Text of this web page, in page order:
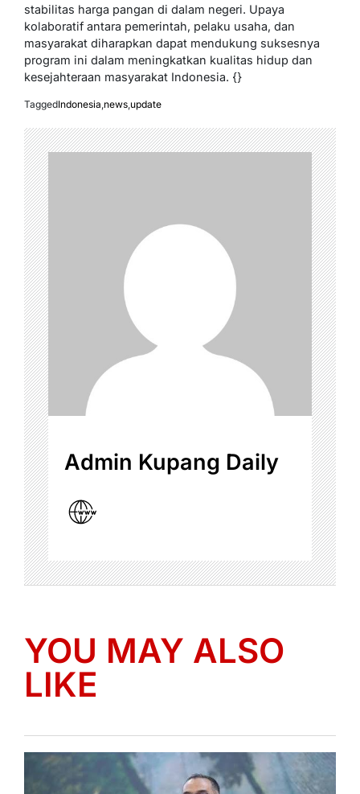
stabilitas harga pangan di dalam negeri. Upaya
kolaboratif antara pemerintah, pelaku usaha, dan
masyarakat diharapkan dapat mendukung suksesnya
program ini dalam meningkatkan kualitas hidup dan
kesejahteraan masyarakat Indonesia. {}
TaggedIndonesia,news,update
Admin Kupang Daily
YOU MAY ALSO
LIKE